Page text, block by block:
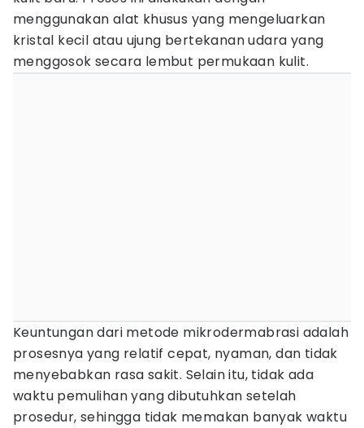
menggunakan alat khusus yang mengeluarkan
kristal kecil atau ujung bertekanan udara yang
menggosok secara lembut permukaan kulit.
Keuntungan dari metode mikrodermabrasi adalah
prosesnya yang relatif cepat, nyaman, dan tidak
menyebabkan rasa sakit. Selain itu, tidak ada
waktu pemulihan yang dibutuhkan setelah
prosedur, sehingga tidak memakan banyak waktu